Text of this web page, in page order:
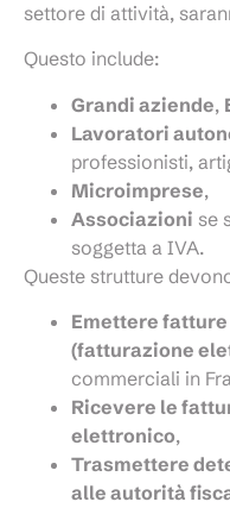
settore di attività,
Questo include:
Grandi aziende,
Lavoratori
professionisti,
Microimprese,
Associazioni se
soggetta a IVA.
Queste strutture
Emettere
(fatturazione
commerciali in
Ricevere le
elettronico,
Trasmettere
alle autorità